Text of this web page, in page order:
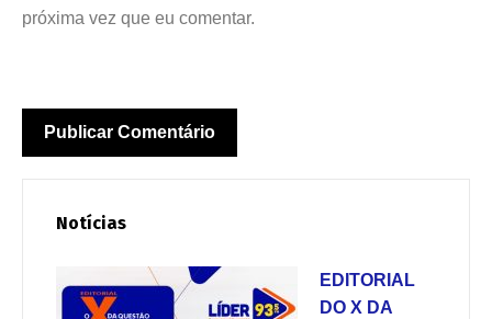
próxima vez que eu comentar.
Notícias
EDITORIAL
DO X DA